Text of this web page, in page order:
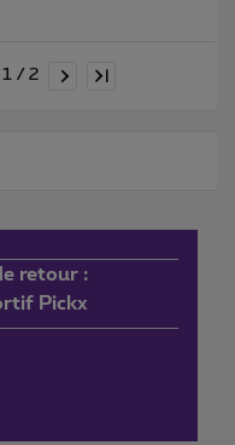
1 / 2
retour :
Pickx